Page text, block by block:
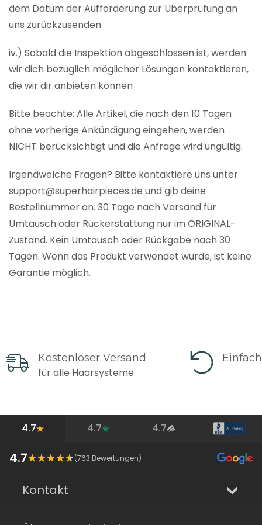
dem Datum der Aufforderung zur Überprüfung an
uns zurückzusenden
iv.) Sobald die Inspektion abgeschlossen ist, werden
wir dich bezüglich möglicher Lösungen kontaktieren,
die wir dir anbieten können
Bitte beachte: Alle Artikel, die nach den 10 Tagen
ohne vorherige Ankündigung eingehen, werden
NICHT berücksichtigt und die Anfrage wird ungültig.
Irgendwelche Fragen? Bitte kontaktiere uns unter
support@superhairpieces.de und gib deine
Bestellnummer an. 30 Tage nach Versand für
Umtausch oder Rückerstattung nur im ORIGINAL-
Zustand. Kein Umtausch oder Rückgabe nach 30
Tagen. Wenn das Produkt verwendet wurde, ist keine
Garantie möglich.
Kostenloser Versand
für alle Haarsysteme
4.7 4.7 4.7
4.7 (763 Bewertungen)
Kontakt